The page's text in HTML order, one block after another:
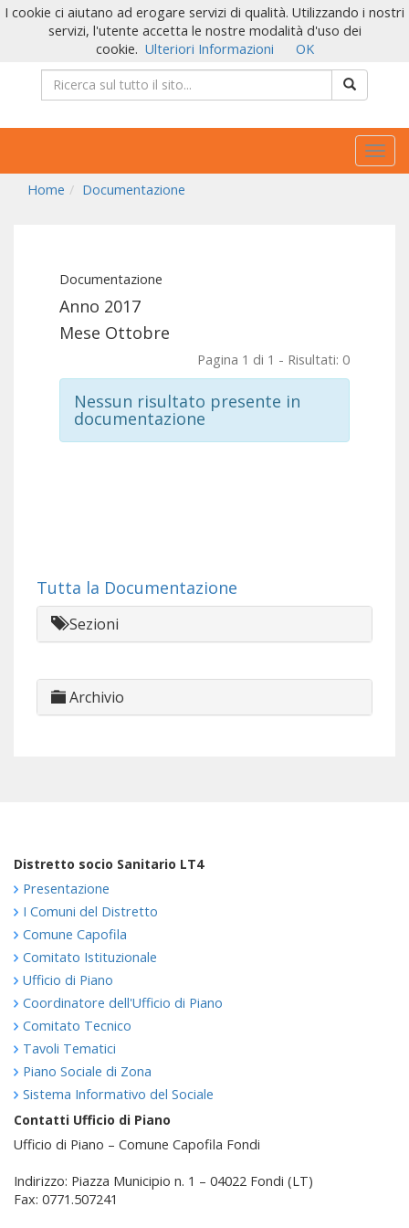
Home
Documentazione
Documentazione
Anno 2017
Mese Ottobre
Pagina 1 di 1 - Risultati: 0
Nessun risultato presente in
documentazione
Tutta la Documentazione
Sezioni
Archivio
Distretto socio Sanitario LT4
Presentazione
I Comuni del Distretto
Comune Capofila
Comitato Istituzionale
Ufficio di Piano
Coordinatore dell'Ufficio di Piano
Comitato Tecnico
Tavoli Tematici
Piano Sociale di Zona
Sistema Informativo del Sociale
Contatti Ufficio di Piano
Ufficio di Piano – Comune Capofila Fondi
Indirizzo: Piazza Municipio n. 1 – 04022 Fondi (LT)
Fax: 0771.507241
I cookie ci aiutano ad erogare servizi di qualità. Utilizzando i nostri
servizi, l'utente accetta le nostre modalità d'uso dei
cookie. Ulteriori Informazioni OK